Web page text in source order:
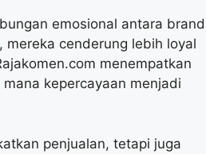
emosional antara brand
mereka cenderung lebih loyal
menempatkan
kepercayaan menjadi
penjualan, tetapi juga